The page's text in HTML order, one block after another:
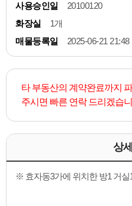
사용승인일
20100120
화장실
1개
매물등록일
2025-06-21 21:48
타 부동산의 계약완료까지
주시면 빠른 연락 드리겠습
상
※ 효자동3가에 위치한 방1 거실